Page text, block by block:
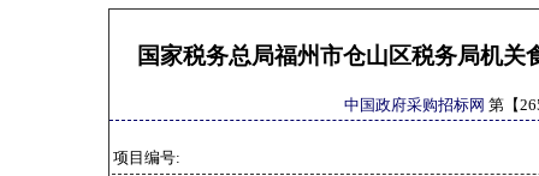
国家税务总局福州市仓山区税务局机关
中国政府采购招标网 第【
项目编号: